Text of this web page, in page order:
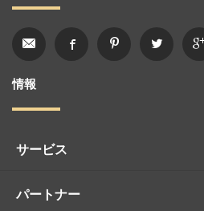
情報
サービス
パートナー